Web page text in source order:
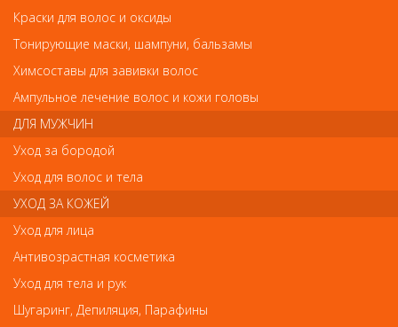
Скотч для наращивания ресниц
Скотч для наращивания ресниц
Арт.2084
113р.-
В закладки
Краски для волос и оксиды
Тонирующие маски, шампуни, бальзамы
Химсоставы для завивки волос
Ампульное лечение волос и кожи головы
ДЛЯ МУЖЧИН
Уход за бородой
Уход для волос и тела
УХОД ЗА КОЖЕЙ
Уход для лица
Антивозрастная косметика
Уход для тела и рук
Шугаринг, Депиляция, Парафины